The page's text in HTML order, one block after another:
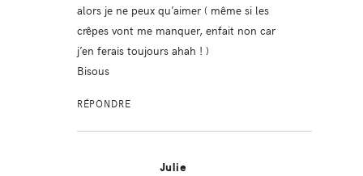
alors je ne peux qu’aimer ( même si les
crêpes vont me manquer, enfait non car
j’en ferais toujours ahah ! )
Bisous
RÉPONDRE
Julie